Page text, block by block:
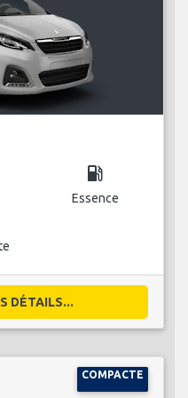
local_gas_station
Essence
DÉTAILS...
COMPACTE